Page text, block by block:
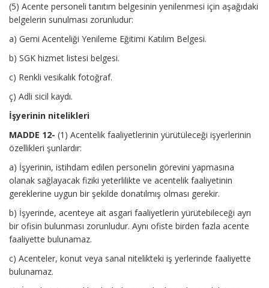
(5) Acente personeli tanıtım belgesinin yenilenmesi için aşağıdaki
belgelerin sunulması zorunludur:
a) Gemi Acenteliği Yenileme Eğitimi Katılım Belgesi.
b) SGK hizmet listesi belgesi.
c) Renkli vesikalık fotoğraf.
ç) Adli sicil kaydı.
İşyerinin nitelikleri
MADDE 12- (1) Acentelik faaliyetlerinin yürütüleceği işyerlerinin
özellikleri şunlardır:
a) İşyerinin, istihdam edilen personelin görevini yapmasına
olanak sağlayacak fiziki yeterlilikte ve acentelik faaliyetinin
gereklerine uygun bir şekilde donatılmış olması gerekir.
b) İşyerinde, acenteye ait asgari faaliyetlerin yürütebileceği ayrı
bir ofisin bulunması zorunludur. Aynı ofiste birden fazla acente
faaliyette bulunamaz.
c) Acenteler, konut veya sanal nitelikteki iş yerlerinde faaliyette
bulunamaz.